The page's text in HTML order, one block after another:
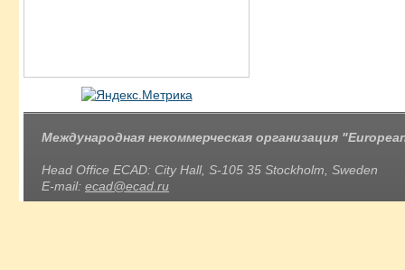
Международная некоммерческая организация
Head Office ECAD: City Hall, S-105 35 Stockholm, Sweden
E-mail: ecad@ecad.ru